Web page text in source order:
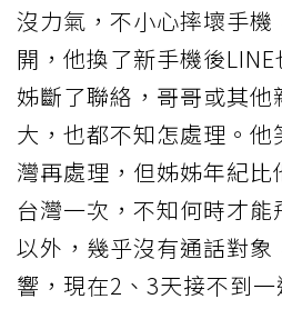
沒力氣，不小心摔壞手機
開，他換了新手機後
姊斷了聯絡，哥哥或其他
大，也都不知怎處理。
灣再處理，但姊姊年紀
台灣一次，不知何時才
以外，幾乎沒有通話對象
響，現在2、3天接不到一